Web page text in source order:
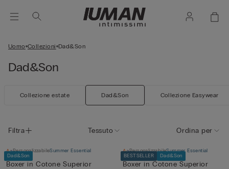
Uomo Collezioni Dad&Son
Dad&Son
Collezione estate Dad&Son Collezione Easywear
Filtra Tessuto Ordina per
Dad&Son
PersonalizzabileSummer Essential
Boxer in Cotone Superior
BESTSELLER Dad&Son
PersonalizzabileSummer Essential
Boxer in Cotone Superior